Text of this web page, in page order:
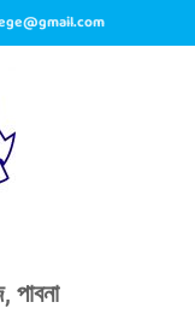
পাবনা